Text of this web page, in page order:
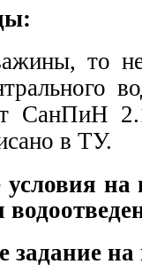
то
СанПиН
в ТУ.
условия
задание